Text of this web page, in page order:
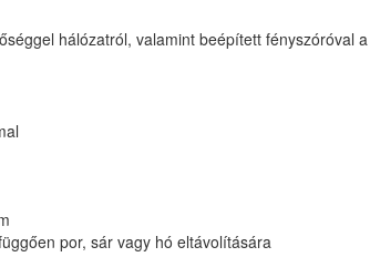
hálózatról, valamint beépített fényszóróval
por, sár vagy hó eltávolítására